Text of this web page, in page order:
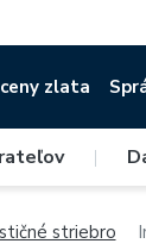
zlata
|
striebro